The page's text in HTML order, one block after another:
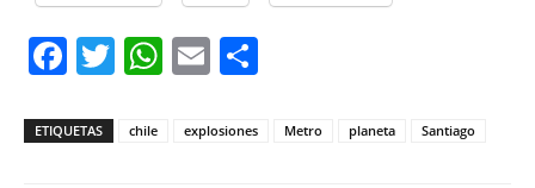
Facebook
Twitter
WhatsApp
Email
ETIQUETAS chile explosiones Metro planeta Santiago